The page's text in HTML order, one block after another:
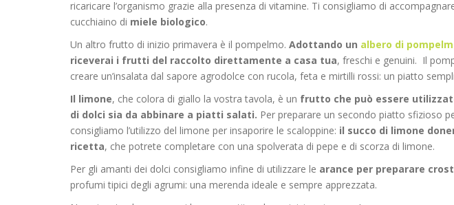
ricaricare l’organismo grazie alla presenza di vitamine. Ti consigliamo di
cucchiaino di miele biologico.
Un altro frutto di inizio primavera è il pompelmo. Adottando un albero di
riceverai i frutti del raccolto direttamente a casa tua, freschi e genuini. Il
creare un’insalata dal sapore agrodolce con rucola, feta e mirtilli rossi: un piatto
Il limone, che colora di giallo la vostra tavola, è un frutto che può essere
di dolci sia da abbinare a piatti salati. Per preparare un secondo piatto sfizioso
consigliamo l’utilizzo del limone per insaporire le scaloppine: il succo di limone
ricetta, che potrete completare con una spolverata di pepe e di scorza di limone.
Per gli amanti dei dolci consigliamo infine di utilizzare le arance per preparare
profumi tipici degli agrumi: una merenda ideale e sempre apprezzata.